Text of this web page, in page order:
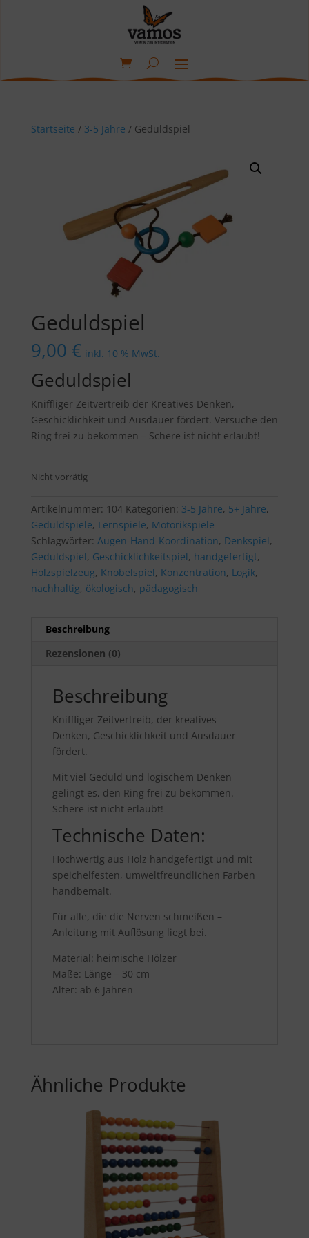
Startseite / 3-5 Jahre / Geduldspiel
Geduldspiel
9,00 € inkl. 10 % MwSt.
Geduldspiel
Kniffliger Zeitvertreib der Kreatives Denken,
Geschicklichkeit und Ausdauer fördert. Versuche den
Ring frei zu bekommen – Schere ist nicht erlaubt!
Nicht vorrätig
Artikelnummer: 104 Kategorien: 3-5 Jahre, 5+ Jahre,
Geduldspiele, Lernspiele, Motorikspiele
Schlagwörter: Augen-Hand-Koordination, Denkspiel,
Geduldspiel, Geschicklichkeitspiel, handgefertigt,
Holzspielzeug, Knobelspiel, Konzentration, Logik,
nachhaltig, ökologisch, pädagogisch
Beschreibung
Rezensionen (0)
Beschreibung
Kniffliger Zeitvertreib, der kreatives
Denken, Geschicklichkeit und Ausdauer
fördert.
Mit viel Geduld und logischem Denken
gelingt es, den Ring frei zu bekommen.
Schere ist nicht erlaubt!
Technische Daten:
Hochwertig aus Holz handgefertigt und mit
speichelfesten, umweltfreundlichen Farben
handbemalt.
Für alle, die die Nerven schmeißen –
Anleitung mit Auflösung liegt bei.
Material: heimische Hölzer
Maße: Länge – 30 cm
Alter: ab 6 Jahren
Ähnliche Produkte